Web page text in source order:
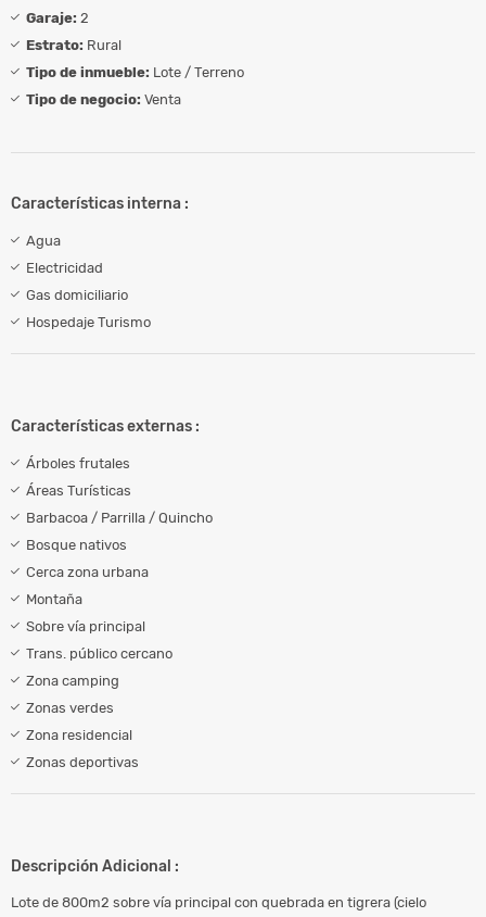
Garaje: 2
Estrato: Rural
Tipo de inmueble: Lote / Terreno
Tipo de negocio: Venta
Características interna :
Agua
Electricidad
Gas domiciliario
Hospedaje Turismo
Características externas :
Árboles frutales
Áreas Turísticas
Barbacoa / Parrilla / Quincho
Bosque nativos
Cerca zona urbana
Montaña
Sobre vía principal
Trans. público cercano
Zona camping
Zonas verdes
Zona residencial
Zonas deportivas
Descripción Adicional :
Lote de 800m2 sobre vía principal con quebrada en tigrera (cielo